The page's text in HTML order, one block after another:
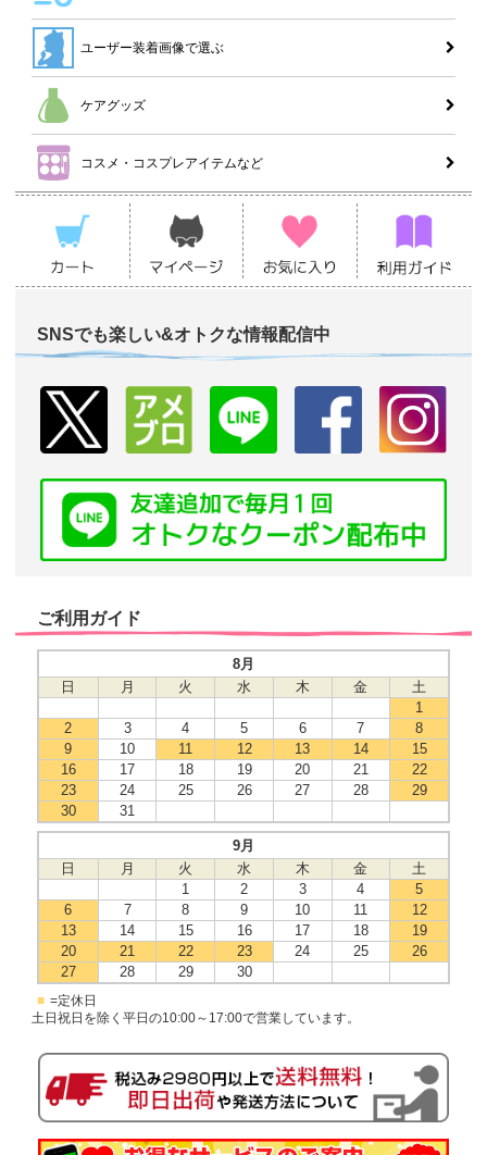
ユーザー装着画像で選ぶ
ケアグッズ
コスメ・コスプレアイテムなど
SNSでも楽しい&オトクな情報配信中
ご利用ガイド
8月
日
月 火 水 木 金
土
1
2
3 4 5 6 7
8
9
10 11 12 13 14
15
16
17 18 19 20 21
22
23
24 25 26 27 28
29
30
31
9月
日
月 火 水 木 金
土
1
2 3 4
5
6
7 8 9 10 11
12
13
14 15 16 17 18
19
20
21 22 23 24 25
26
27
28 29 30
■ =定休日
土日祝日を除く平日の10:00～17:00で営業しています。